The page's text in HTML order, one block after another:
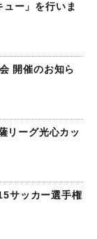
ー」を行いま
開催のお知ら
リーグ光心カッ
サッカー選手権